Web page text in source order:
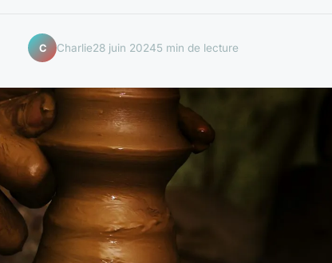
C Charlie28 juin 20245 min de lecture